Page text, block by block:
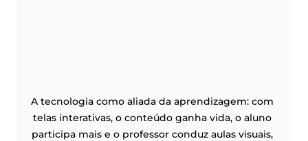
A tecnologia como aliada da aprendizagem: com
telas interativas, o conteúdo ganha vida, o aluno
participa mais e o professor conduz aulas visuais,